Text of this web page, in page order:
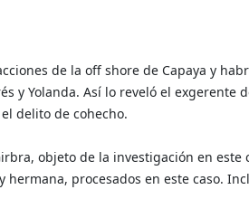
de la off shore de Capaya y
y Yolanda. Así lo reveló el exgerente
delito de cohecho.
objeto de la investigación en este
procesados en este caso.